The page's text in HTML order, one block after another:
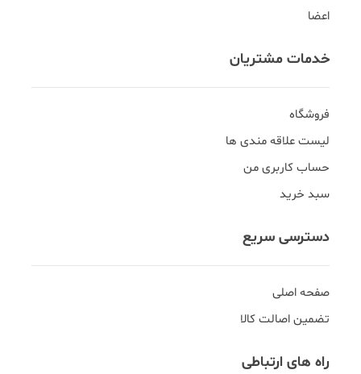
اعضا
خدمات مشتریان
فروشگاه
لیست علاقه مندی ها
حساب کاربری من
سبد خرید
دسترسی سریع
صفحه اصلی
تضمین اصالت کالا
راه های ارتباطی